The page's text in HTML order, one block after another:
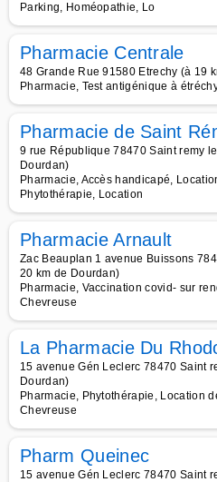
Parking, Homéopathie, Lo
Pharmacie Centrale
48 Grande Rue 91580 Etrechy (à 19
Pharmacie, Test antigénique à
Pharmacie de Saint
9 rue République 78470 Saint remy
Dourdan)
Pharmacie, Accès handicapé,
Phytothérapie, Location
Pharmacie Arnault
Zac Beauplan 1 avenue Buissons
20 km de Dourdan)
Pharmacie, Vaccination covid- sur
Chevreuse
La Pharmacie Du
15 avenue Gén Leclerc 78470 Saint
Dourdan)
Pharmacie, Phytothérapie, Location
Chevreuse
Pharm Queinec
15 avenue Gén Leclerc 78470 Saint